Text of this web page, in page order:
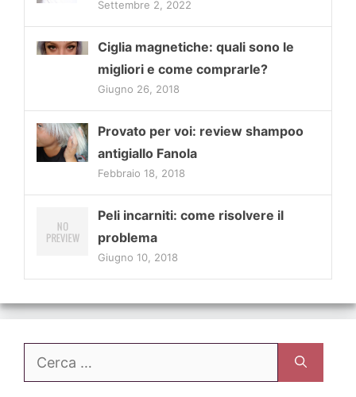
Settembre 2, 2022
Ciglia magnetiche: quali sono le
migliori e come comprarle?
Giugno 26, 2018
Provato per voi: review shampoo
antigiallo Fanola
Febbraio 18, 2018
Peli incarniti: come risolvere il
problema
Giugno 10, 2018
Ricerca